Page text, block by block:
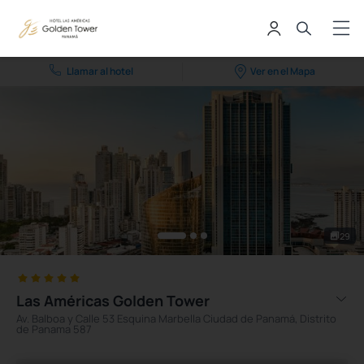
Llamar al hotel Ver en el Mapa
29
Las Américas Golden Tower
Av. Balboa y Calle 53 Esquina Marbella Ciudad de Panamá, Distrito
de Panama 587